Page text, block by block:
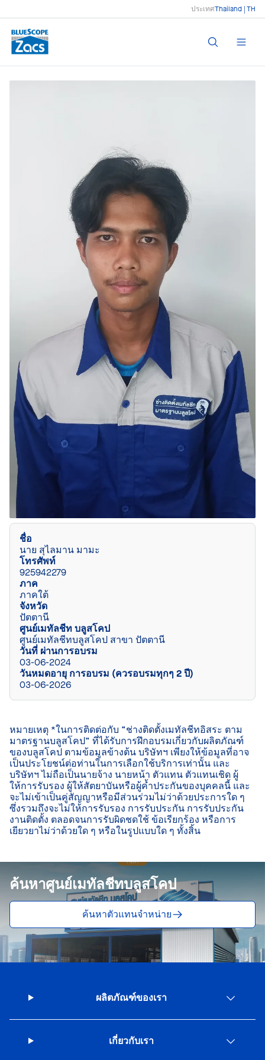
ประเทศThailand | TH
ชื่อ
นาย สุไลมาน มามะ
โทรศัพท์
925942279
ภาค
ภาคใต้
จังหวัด
ปัตตานี
ศูนย์เมทัลชีท บลูสโคป
ศูนย์เมทัลชีทบลูสโคป สาขา ปัตตานี
วันที่ ผ่านการอบรม
03-06-2024
วันหมดอายุ การอบรม (ควรอบรมทุกๆ 2 ปี)
03-06-2026
หมายเหตุ *ในการติดต่อกับ “ช่างติดตั้งเมทัลชีทอิสระ ตาม
มาตรฐานบลูสโคป” ที่ได้รับการฝึกอบรมเกี่ยวกับผลิตภัณฑ์
ของบลูสโคป ตามข้อมูลข้างต้น บริษัทฯ เพียงให้ข้อมูลที่อาจ
เป็นประโยชน์ต่อท่านในการเลือกใช้บริการเท่านั้น และ
บริษัทฯ ไม่ถือเป็นนายจ้าง นายหน้า ตัวแทน ตัวแทนเชิด ผู้
ให้การรับรอง ผู้ให้สัตยาบันหรือผู้ค้ำประกันของบุคคลนี้ และ
จะไม่เข้าเป็นคู่สัญญาหรือมีส่วนร่วมไม่ว่าด้วยประการใด ๆ
ซึ่งรวมถึงจะไม่ให้การรับรอง การรับประกัน การรับประกัน
งานติดตั้ง ตลอดจนการรับผิดชดใช้ ข้อเรียกร้อง หรือการ
เยียวยาไม่ว่าด้วยใด ๆ หรือในรูปแบบใด ๆ ทั้งสิ้น
ค้นหาศูนย์เมทัลชีทบลูสโคป
ค้นหาตัวแทนจำหน่าย
ผลิตภัณฑ์ของเรา
เกี่ยวกับเรา